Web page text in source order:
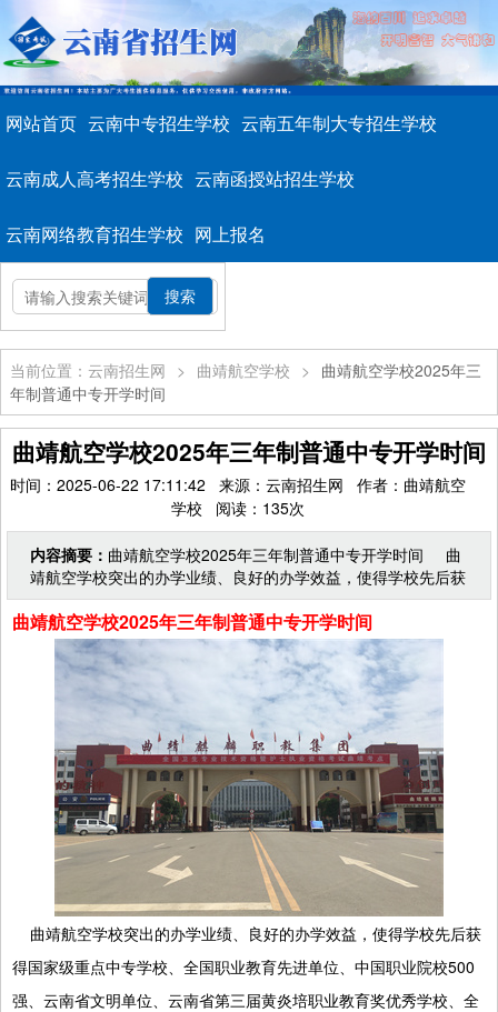
网站首页 云南中专招生学校 云南五年制大专招生学校
云南成人高考招生学校 云南函授站招生学校
云南网络教育招生学校 网上报名
当前位置：云南招生网 > 曲靖航空学校 > 曲靖航空学校2025年三
年制普通中专开学时间
曲靖航空学校2025年三年制普通中专开学时间
时间：2025-06-22 17:11:42 来源：云南招生网 作者：曲靖航空
学校 阅读：135次
内容摘要： 曲靖航空学校2025年三年制普通中专开学时间 曲
靖航空学校突出的办学业绩、良好的办学效益，使得学校先后获
得国家级重点中专学校、全国职业教育先进单位、中国
曲靖航空学校2025年三年制普通中专开学时间
曲靖航空学校突出的办学业绩、良好的办学效益，使得学校先后获
得国家级重点中专学校、全国职业教育先进单位、中国职业院校500
强、云南省文明单位、云南省第三届黄炎培职业教育奖优秀学校、全